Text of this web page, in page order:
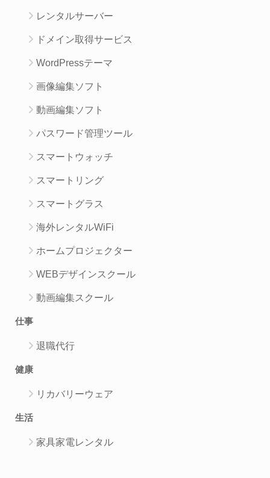
レンタルサーバー
ドメイン取得サービス
WordPressテーマ
画像編集ソフト
動画編集ソフト
パスワード管理ツール
スマートウォッチ
スマートリング
スマートグラス
海外レンタルWiFi
ホームプロジェクター
WEBデザインスクール
動画編集スクール
仕事
退職代行
健康
リカバリーウェア
生活
家具家電レンタル